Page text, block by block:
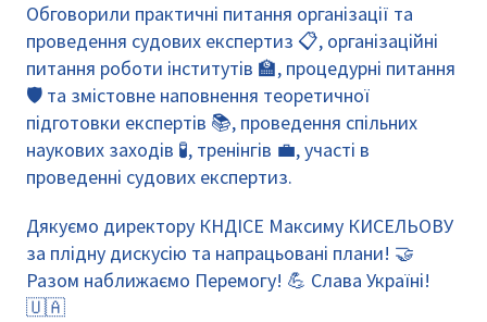
Обговорили практичні питання організації та
проведення судових експертиз 📋, організаційні
питання роботи інститутів 🏫, процедурні питання
🛡️ та змістовне наповнення теоретичної
підготовки експертів 📚, проведення спільних
наукових заходів 🧪, тренінгів 💼, участі в
проведенні судових експертиз.
Дякуємо директору КНДІСЕ Максиму КИСЕЛЬОВУ
за плідну дискусію та напрацьовані плани! 🤝
Разом наближаємо Перемогу! 💪 Слава Україні!
🇺🇦